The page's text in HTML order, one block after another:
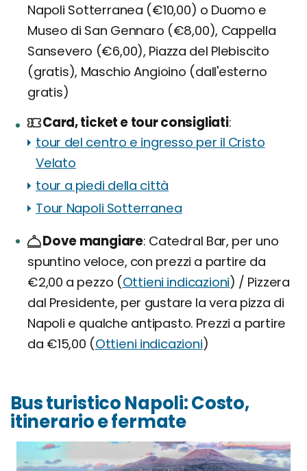
Napoli Sotterranea (€10,00) o Duomo e
Museo di San Gennaro (€8,00), Cappella
Sansevero (€6,00), Piazza del Plebiscito
(gratis), Maschio Angioino (dall'esterno
gratis)
Card, ticket e tour consigliati
tour del centro e ingresso per il Cristo
Velato
tour a piedi della città
Tour Napoli Sotterranea
Dove mangiare Catedral Bar, per uno
spuntino veloce, con prezzi a partire da
€2,00 a pezzo (Ottieni indicazioni) / Pizzera
dal Presidente, per gustare la vera pizza di
Napoli e qualche antipasto. Prezzi a partire
da €15,00 (Ottieni indicazioni)
Bus turistico Napoli: Costo,
itinerario e fermate